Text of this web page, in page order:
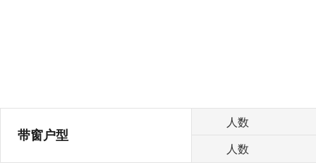
带窗户型
人数
人数